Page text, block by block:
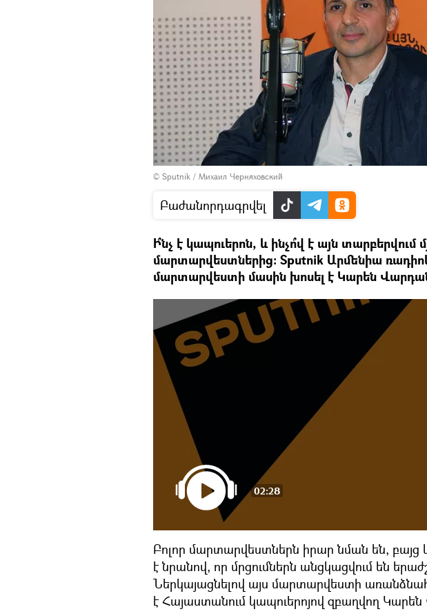
© Sputnik / Михаил Черняховский
Բաժանորդագրվել
Ի՞նչ է կապուերոն, և ինչո՞վ է այն տարբերվում
մարտարվեստներից։ Sputnik Արմենիա
մարտարվեստի մասին խոսել է Կարեն
02:28
Բոլոր մարտարվեստներն իրար նման են, բայց
է նրանով, որ մրցումներն անցկացվում են
Ներկայացնելով այս մարտարվեստի
է Հայաստանում կապուերոյով զբաղվող